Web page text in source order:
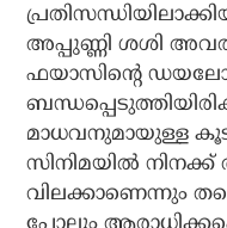
അപ്പുണ്ണി ശശി
ഫയാസിന്റെ
മാധവനുമായുള്ള
സിനിമയില്‍ നിനക്ക്
വിലക്കാണെന്നും
പോലും